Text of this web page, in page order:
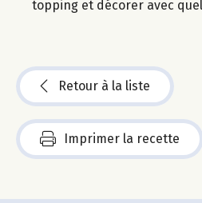
topping et décorer avec
Retour à la liste
Imprimer la recette